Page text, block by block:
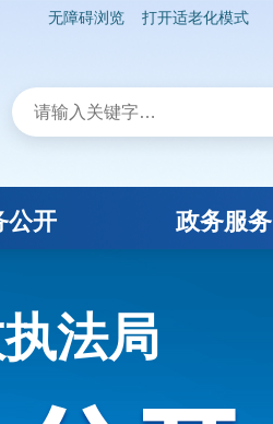
无障碍浏览 打开适老化模式
公开 政务服务
法局